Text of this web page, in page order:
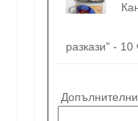
разкази" - 10